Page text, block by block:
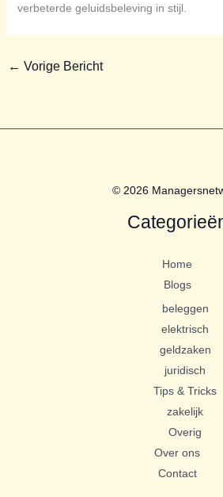
verbeterde geluidsbeleving in stijl.
← Vorige Bericht
© 2026
Home
Blogs
beleggen
elektrisch
geldzaken
juridisch
Tips & Tricks
zakelijk
Overig
Over ons
Contact